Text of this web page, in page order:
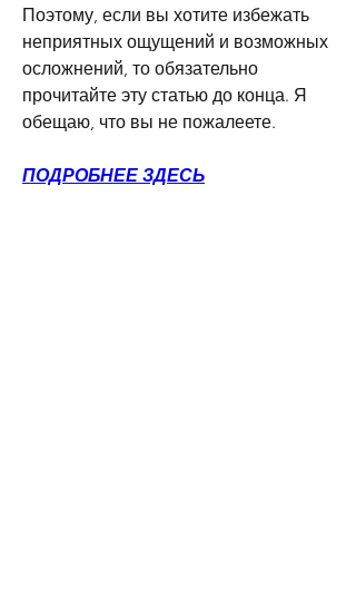
Поэтому, если вы хотите избежать
неприятных ощущений и возможных
осложнений, то обязательно
прочитайте эту статью до конца. Я
обещаю, что вы не пожалеете.
ПОДРОБНЕЕ ЗДЕСЬ